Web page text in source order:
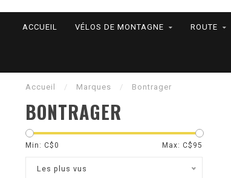
ACCUEIL VÉLOS DE MONTAGNE ROUTE
Accueil / Marques / Bontrager
BONTRAGER
Min: C$0 Max: C$ 95
Les plus vus